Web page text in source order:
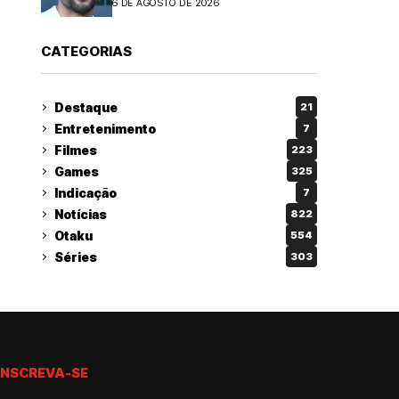
CATEGORIAS
Destaque 21
Entretenimento 7
Filmes 223
Games 325
Indicação 7
Notícias 822
Otaku 554
Séries 303
SE